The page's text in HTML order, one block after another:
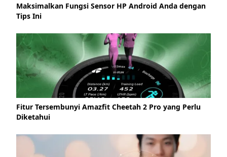
Maksimalkan Fungsi Sensor HP Android Anda dengan
Tips Ini
Fitur Tersembunyi Amazfit Cheetah 2 Pro yang Perlu
Diketahui